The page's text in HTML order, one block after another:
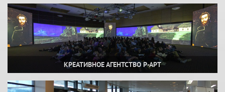
КРЕАТИВНОЕ АГЕНТСТВО Р-АРТ